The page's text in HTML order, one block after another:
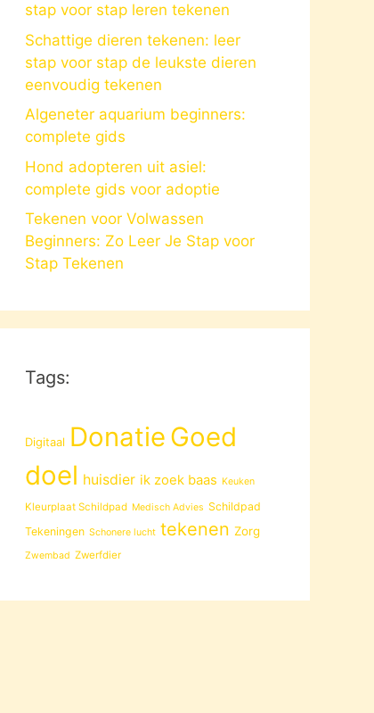
stap voor stap leren tekenen
Schattige dieren tekenen: leer
stap voor stap de leukste dieren
eenvoudig tekenen
Algeneter aquarium beginners:
complete gids
Hond adopteren uit asiel:
complete gids voor adoptie
Tekenen voor Volwassen
Beginners: Zo Leer Je Stap voor
Stap Tekenen
Tags:
Digitaal Donatie Goed
doel huisdier ik zoek baas Keuken
Kleurplaat Schildpad Medisch Advies Schildpad
Tekeningen Schonere lucht tekenen Zorg
Zwembad Zwerfdier